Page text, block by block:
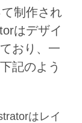
制作され
はデザイ
おり、一
記のよう
はレイ